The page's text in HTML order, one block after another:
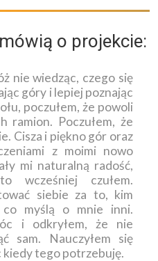
o projekcie:
nie wiedząc, czego się
góry i lepiej poznając
poczułem, że powoli
ramion. Poczułem, że
Cisza i piękno gór oraz
z moimi nowo
mi naturalną radość,
wcześniej czułem.
siebie za to, kim
myślą o mnie inni.
i odkryłem, że nie
sam. Nauczyłem się
kiedy tego potrzebuję.